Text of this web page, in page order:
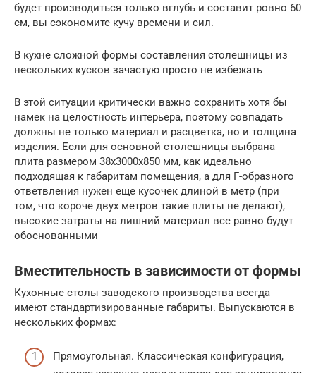
будет производиться только вглубь и составит ровно 60
см, вы сэкономите кучу времени и сил.
В кухне сложной формы составления столешницы из
нескольких кусков зачастую просто не избежать
В этой ситуации критически важно сохранить хотя бы
намек на целостность интерьера, поэтому совпадать
должны не только материал и расцветка, но и толщина
изделия. Если для основной столешницы выбрана
плита размером 38х3000х850 мм, как идеально
подходящая к габаритам помещения, а для Г-образного
ответвления нужен еще кусочек длиной в метр (при
том, что короче двух метров такие плиты не делают),
высокие затраты на лишний материал все равно будут
обоснованными
Вместительность в зависимости от формы
Кухонные столы заводского производства всегда
имеют стандартизированные габариты. Выпускаются в
нескольких формах:
Прямоугольная. Классическая конфигурация,